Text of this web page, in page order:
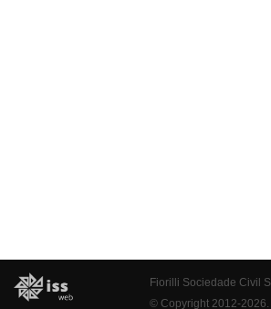
Fiorilli Sociedade Civil
© Copyright 2012-2026.